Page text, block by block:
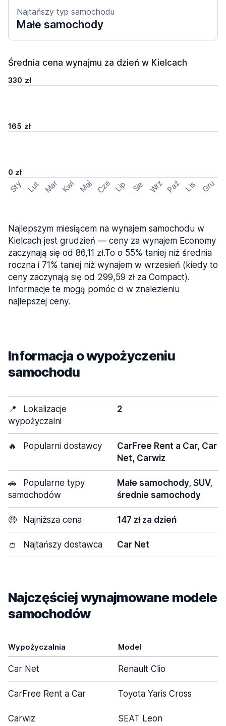
Najtańszy typ samochodu
Małe samochody
Średnia cena wynajmu za dzień w Kielcach
330 zł
165 zł
0 zł
Sty Lut Mar Kwi Maj Cze Lip Sie Wrz Paź Lis Gru
Najlepszym miesiącem na wynajem samochodu w
Kielcach jest grudzień — ceny za wynajem Economy
zaczynają się od 86,11 zł.To o 55% taniej niż średnia
roczna i 71% taniej niż wynajem w wrzesień (kiedy to
ceny zaczynają się od 299,59 zł za Compact).
Informacje te mogą pomóc ci w znalezieniu
najlepszej ceny.
Informacja o wypożyczeniu
samochodu
📍
Lokalizacje
wypożyczalni
2
🔥 Popularni dostawcy
CarFree Rent a Car, Car
Net, Carwiz
🚗
Popularne typy
samochodów
Małe samochody, SUV,
średnie samochody
🤑 Najniższa cena 147 zł za dzień
👛 Najtańszy dostawca Car Net
Najczęściej wynajmowane modele
samochodów
Wypożyczalnia Model
Car Net Renault Clio
CarFree Rent a Car Toyota Yaris Cross
Carwiz SEAT Leon